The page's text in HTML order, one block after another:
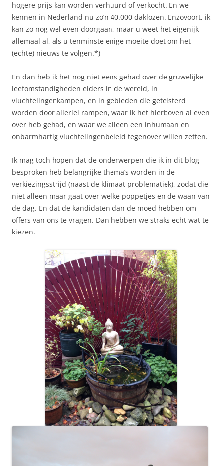
hogere prijs kan worden verhuurd of verkocht. En we
kennen in Nederland nu zo’n 40.000 daklozen. Enzovoort, ik
kan zo nog wel even doorgaan, maar u weet het eigenijk
allemaal al, als u tenminste enige moeite doet om het
(echte) nieuws te volgen.*)
En dan heb ik het nog niet eens gehad over de gruwelijke
leefomstandigheden elders in de wereld, in
vluchtelingenkampen, en in gebieden die geteisterd
worden door allerlei rampen, waar ik het hierboven al even
over heb gehad, en waar we alleen een inhumaan en
onbarmhartig vluchtelingenbeleid tegenover willen zetten.
Ik mag toch hopen dat de onderwerpen die ik in dit blog
besproken heb belangrijke thema’s worden in de
verkiezingsstrijd (naast de klimaat problematiek), zodat die
niet alleen maar gaat over welke poppetjes en de waan van
de dag. En dat de kandidaten dan de moed hebben om
offers van ons te vragen. Dan hebben we straks echt wat te
kiezen.